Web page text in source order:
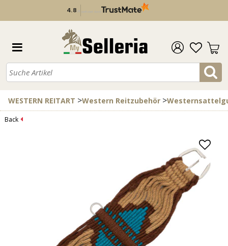
4.8 5 verifiziert durch
WESTERN REITART >Western Reitzubehör >
Back